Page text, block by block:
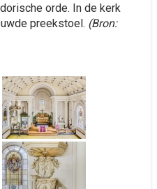
orde. In de kerk
preekstoel. (Bron: